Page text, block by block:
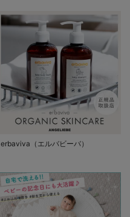
erbaviva（エルバビーバ）